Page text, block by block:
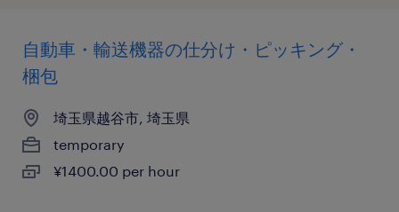
自動車・輸送機器の仕分け・ピッキング・
梱包
埼玉県越谷市, 埼玉県
temporary
¥1400.00 per hour